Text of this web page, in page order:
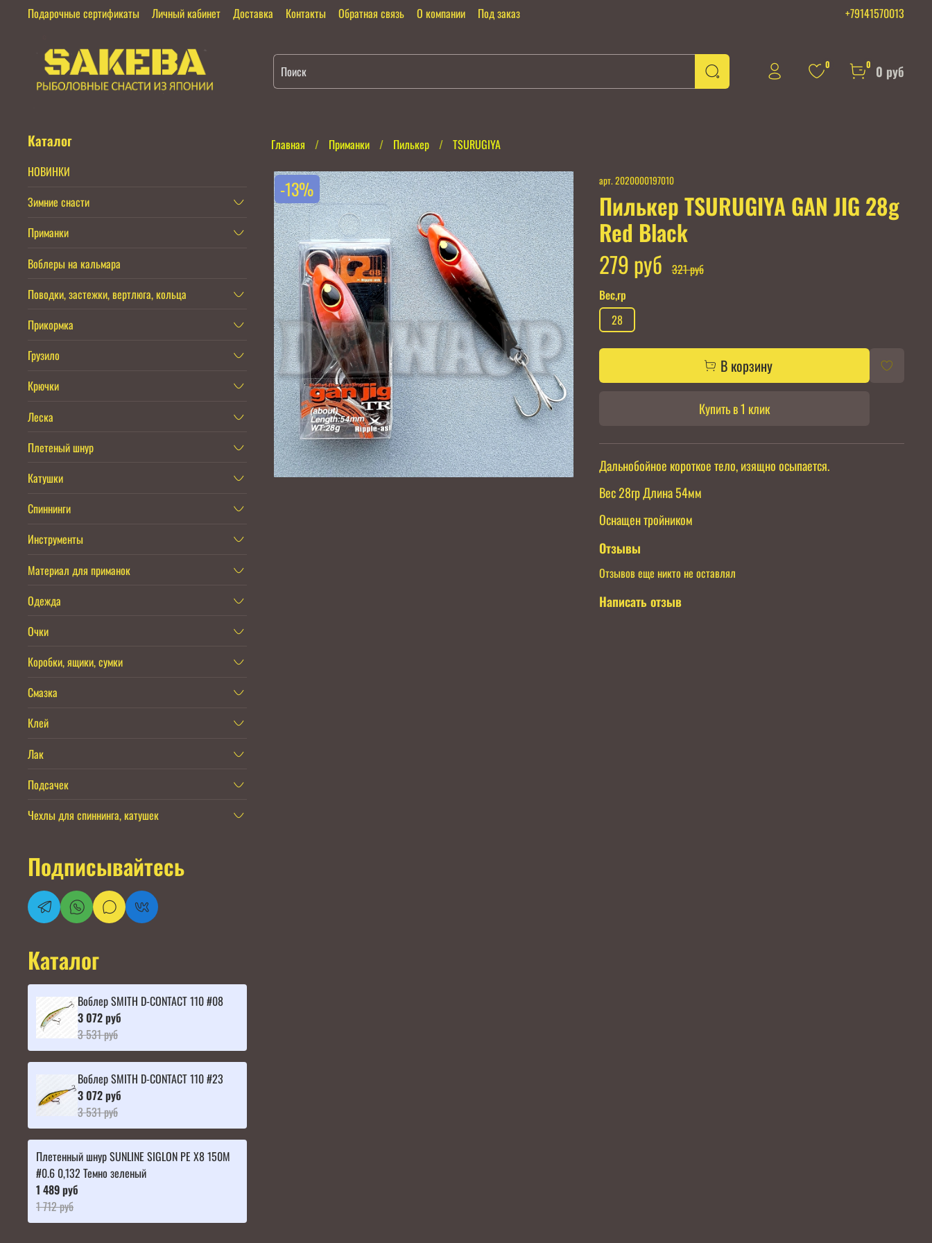
Подарочные сертификаты Личный кабинет Доставка Контакты Обратная связь О компании Под заказ +79141570013
0 0 0 руб
Главная Приманки Пилькер TSURUGIYA
-13% арт. 2020000197010
Пилькер TSURUGIYA GAN JIG 28g
Red Black
279 руб
321 руб
Вес,гр
28
В корзину
Купить в 1 клик
Дальнобойное короткое тело, изящно осыпается.
Вес 28гр Длина 54мм
Оснащен тройником
Отзывы
Отзывов еще никто не оставлял
Написать отзыв
Каталог
НОВИНКИ
Зимние снасти
Приманки
Воблеры на кальмара
Поводки, застежки, вертлюга, кольца
Прикормка
Грузило
Крючки
Леска
Плетеный шнур
Катушки
Спиннинги
Инструменты
Материал для приманок
Одежда
Очки
Коробки, ящики, сумки
Смазка
Клей
Лак
Подсачек
Чехлы для спиннинга, катушек
Подписывайтесь
Каталог
Воблер SMITH D-CONTACT 110 #08
3 072 руб
3 531 руб
Воблер SMITH D-CONTACT 110 #23
3 072 руб
3 531 руб
Плетенный шнур SUNLINE SIGLON PE X8 150M
#0.6 0,132 Темно зеленый
1 489 руб
1 712 руб